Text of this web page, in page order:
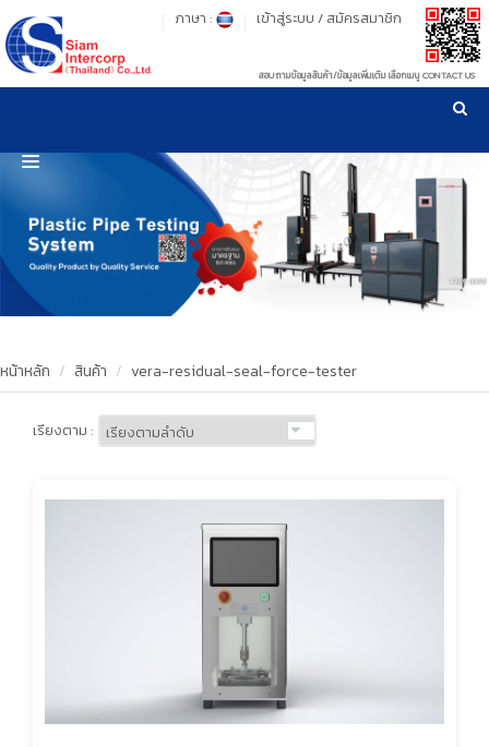
รู้ลึก รู้จริง เรื่องเครื่องมือทดสอบวัสดุ ! ยืน 1 เรื่องมาตรฐานการให้บริการ
เข้าสู่ระบบ / สมัครสมาชิก
ภาษา :
สอบถามข้อมูลสินค้า/ข้อมูลเพิ่มเติม เลือกเมนู CONTACT US
HOME
PRODUCT
OUR CLIENTS
OUR WORKS
CALIBRATION
หน้าหลัก สินค้า vera-residual-seal-force-tester
เรียงตาม :